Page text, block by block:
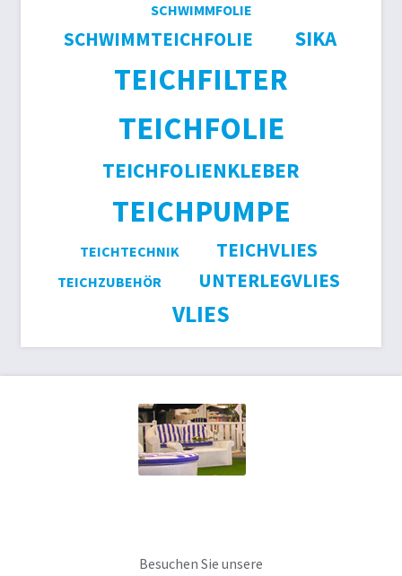
SCHWIMMFOLIE
SCHWIMMTEICHFOLIE SIKA
TEICHFILTER
TEICHFOLIE
TEICHFOLIENKLEBER
TEICHPUMPE
TEICHTECHNIK TEICHVLIES
TEICHZUBEHÖR UNTERLEGVLIES
VLIES
Besuchen Sie unsere